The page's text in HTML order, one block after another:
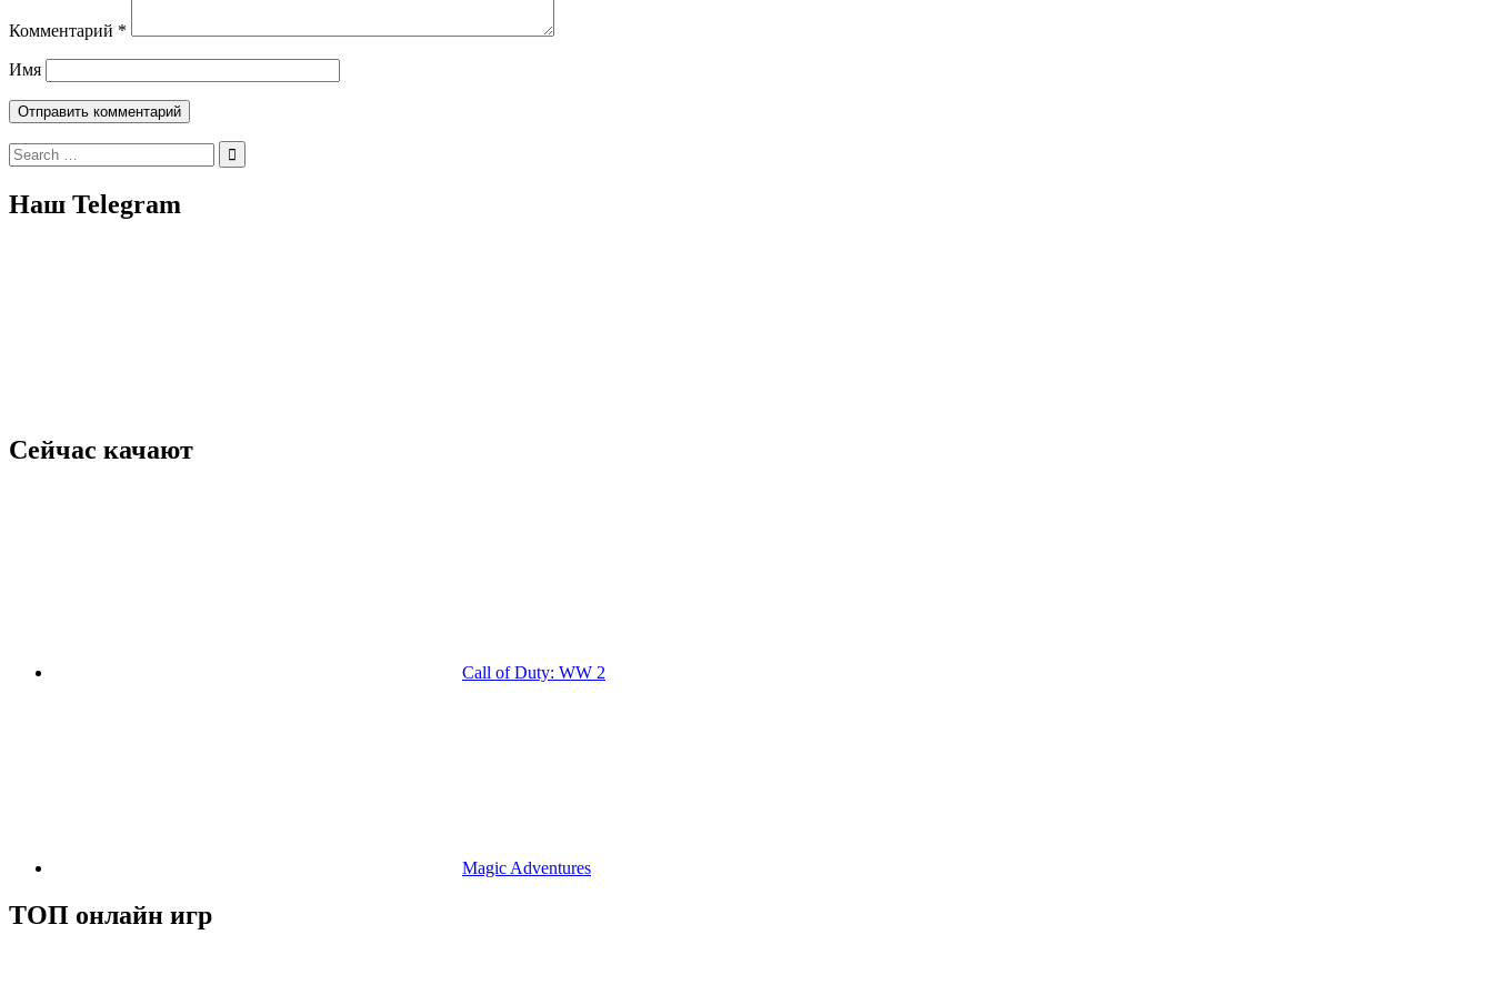
Комментарий *
Имя
Search
for:
Наш Telegram
Сейчас качают
Call of Duty: WW 2
Magic Adventures
ТОП онлайн игр